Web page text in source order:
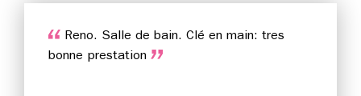
Reno. Salle de bain. Clé en main: tres
bonne prestation